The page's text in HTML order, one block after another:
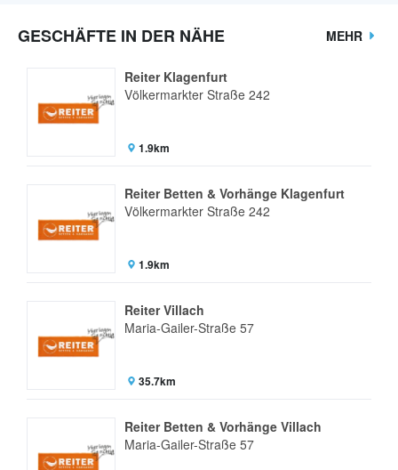
GESCHÄFTE IN DER NÄHE MEHR
Reiter Klagenfurt
Völkermarkter Straße 242
1.9km
Reiter Betten & Vorhänge Klagenfurt
Völkermarkter Straße 242
1.9km
Reiter Villach
Maria-Gailer-Straße 57
35.7km
Reiter Betten & Vorhänge Villach
Maria-Gailer-Straße 57